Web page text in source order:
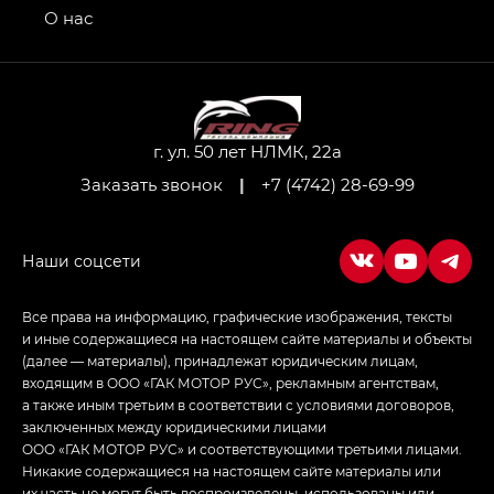
привод — GB AWD, Джи Эль Полный привод —
Джи Ти — GT, Джи Икс — GX,
Джи Икс ПРЕМИУМ — GX PREMIUM, ЛАУНЖ —
Empow — Эмпау (Empow) в комплектации
г. ул. 50 лет НЛМК, 22а
Заказать звонок
| +7 (4742) 28-69-99
О нас
Все права на информацию, графические изображения, тексты
и иные содержащиеся на настоящем сайте материалы и объекты
(далее — материалы), принадлежат юридическим лицам,
входящим в ООО «ГАК МОТОР РУС», рекламным агентствам,
а также иным третьим в соответствии с условиями договоров,
заключенных между юридическими лицами
ООО «ГАК МОТОР РУС» и соответствующими третьими лицами.
Никакие содержащиеся на настоящем сайте материалы или